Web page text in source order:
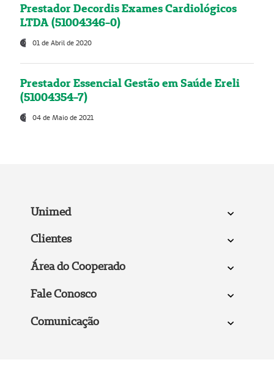
Prestador Decordis Exames Cardiológicos
LTDA (51004346-0)
01 de Abril de 2020
Prestador Essencial Gestão em Saúde Ereli
(51004354-7)
04 de Maio de 2021
Unimed
Clientes
Área do Cooperado
Fale Conosco
Comunicação